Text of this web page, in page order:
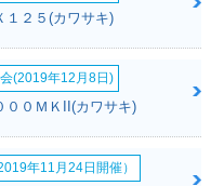
1994年 ZZR250・
マイナーチェンジ
１２５(カワサキ)
(2019年12月8日)
００ＭＫII(カワサキ)
年11月24日開催）